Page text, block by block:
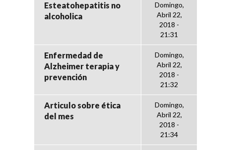
Esteatohepatitis no
alcoholica
Domingo,
Abril 22,
2018 -
21:31
Enfermedad de
Alzheimer terapia y
prevención
Domingo,
Abril 22,
2018 -
21:32
Articulo sobre ética
del mes
Domingo,
Abril 22,
2018 -
21:34